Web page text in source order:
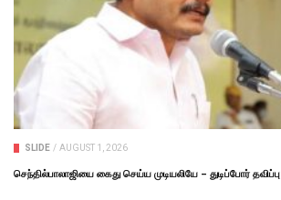
SLIDE / AUGUST 1, 2026
செந்தில்பாலாஜியை கைது செய்ய முடியலியே – துடிப்போர் தவிப்பு